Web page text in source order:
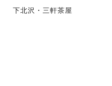
下北沢・三軒茶屋